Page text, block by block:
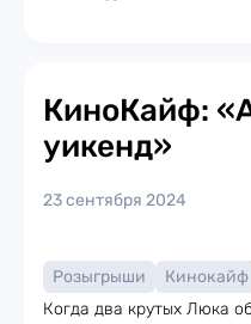
КиноКайф:
уикенд»
23 сентября 2024
Розыгрыши
Кинокайф
Когда два крутых Люка